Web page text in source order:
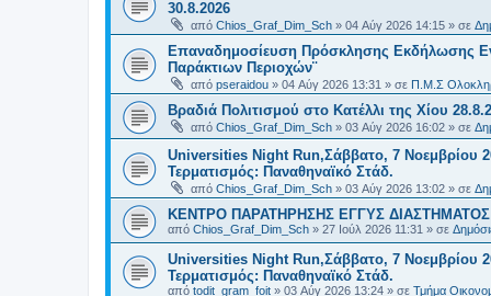
30.8.2026
από Chios_Graf_Dim_Sch » 04 Αύγ 2026 14:15 » σε
Επαναδημοσίευση Πρόσκλησης Εκδήλωσης
Παράκτιων Περιοχών¨
από pseraidou » 04 Αύγ 2026 13:31 » σε Π.Μ.Σ
Βραδιά Πολιτισμού στο Κατέλλι της Χίου
από Chios_Graf_Dim_Sch » 03 Αύγ 2026 16:02 » σε
Universities Night Run,Σάββατο, 7 Νοεμβρίου
Τερματισμός: Παναθηναϊκό Στάδ.
από Chios_Graf_Dim_Sch » 03 Αύγ 2026 13:02 » σε
ΚΕΝΤΡΟ ΠΑΡΑΤΗΡΗΣΗΣ ΕΓΓΥΣ ΔΙΑΣΤΗΜΑΤΟΣ
από Chios_Graf_Dim_Sch » 27 Ιούλ 2026 11:31 » σε
Universities Night Run,Σάββατο, 7 Νοεμβρίου
Τερματισμός: Παναθηναϊκό Στάδ.
από todit_gram_foit » 03 Αύγ 2026 13:24 » σε Τμήμα